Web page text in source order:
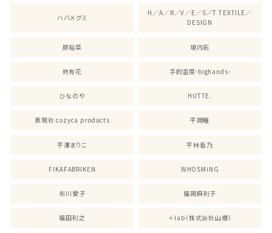
ハバメグミ
H／A／R／V／E／S／T TEXTILE／
DESIGN
原裕菜 坂内拓
柊有花 手的温度-bighands-
ひなのや HUTTE.
表現社 cozyca products 平岡瞳
平澤まりこ 平林香乃
FIKAFABRIKEN WHOSMiNG
布川愛子 福岡麻利子
福田利之 ＋lab（株式会社山櫻）